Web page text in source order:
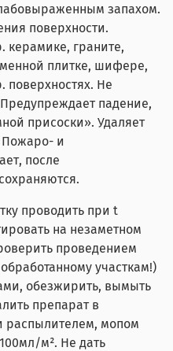
запахом.
поверхности.
граните,
плитке, шифере,
поверхностях. Не
падение,
присоски». Удаляет
Пожаро- и
после
проводить при t
на незаметном
проведением
участкам!)
обезжирить, вымыть
препарат в
распылителем, мопом
м². Не дать